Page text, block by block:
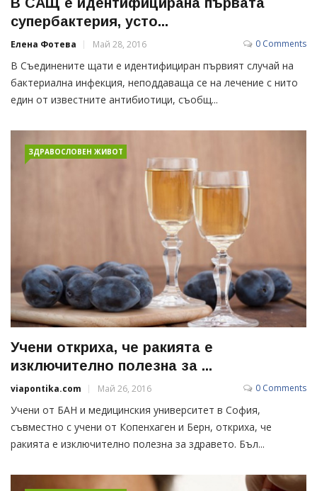
супербактерия, усто...
Елена Фотева Май 28, 2016 0 Comments
В Съединените щати е идентифициран първият случай на
бактериална инфекция, неподдаваща се на лечение с нито
един от известните антибиотици, съобщ...
ЗДРАВОСЛОВЕН ЖИВОТ
Учени откриха, че ракията е
изключително полезна за ...
viapontika.com Май 26, 2016 0 Comments
Учени от БАН и медицинския университет в София,
съвместно с учени от Копенхаген и Берн, откриха, че
ракията е изключително полезна за здравето. Бъл...